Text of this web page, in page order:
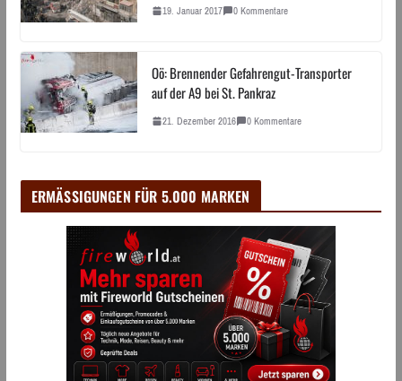
19. Januar 2017 0 Kommentare
Oö: Brennender Gefahrengut-Transporter
auf der A9 bei St. Pankraz
21. Dezember 2016 0 Kommentare
ERMÄSSIGUNGEN FÜR 5.000 MARKEN